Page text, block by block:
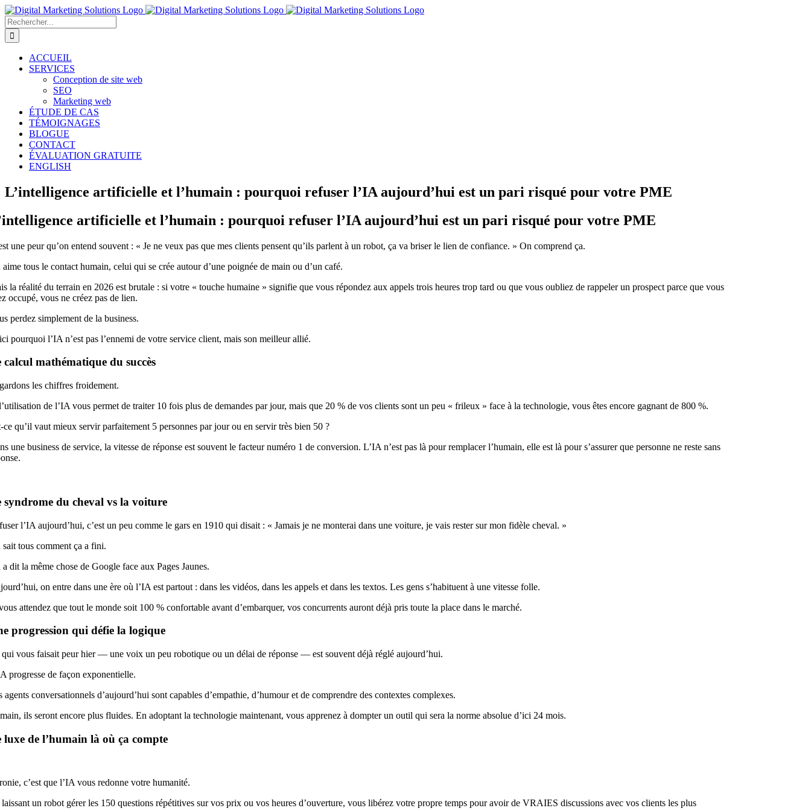
Passer
au
contenu
Rechercher:
ACCUEIL
SERVICES
Conception de site web
SEO
Marketing web
ÉTUDE DE CAS
TÉMOIGNAGES
BLOGUE
CONTACT
ÉVALUATION GRATUITE
ENGLISH
L’intelligence artificielle et l’humain : pourquoi refuser l’IA aujourd’hui est un pari risqué pour votre PME
artificielle et l’humain : pourquoi refuser l’IA aujourd’hui est un pari risqué pour votre PME
une peur qu’on entend souvent : « Je ne veux pas que mes clients pensent qu’ils parlent à un robot, ça va briser le lien de confiance. » On comprend ça.
aime tous le contact humain, celui qui se crée autour d’une poignée de main ou d’un café.
la réalité du terrain en 2026 est brutale : si votre « touche humaine » signifie que vous répondez aux appels trois heures trop tard ou que vous oubliez de rappeler un prospect parce que vous
occupé, vous ne créez pas de lien.
perdez simplement de la business.
pourquoi l’IA n’est pas l’ennemi de votre service client, mais son meilleur allié.
calcul mathématique du succès
les chiffres froidement.
de l’IA vous permet de traiter 10 fois plus de demandes par jour, mais que 20 % de vos clients sont un peu « frileux » face à la technologie, vous êtes encore gagnant de 800 %.
ce qu’il vaut mieux servir parfaitement 5 personnes par jour ou en servir très bien 50 ?
une business de service, la vitesse de réponse est souvent le facteur numéro 1 de conversion. L’IA n’est pas là pour remplacer l’humain, elle est là pour s’assurer que personne ne reste sans
syndrome du cheval vs la voiture
l’IA aujourd’hui, c’est un peu comme le gars en 1910 qui disait : « Jamais je ne monterai dans une voiture, je vais rester sur mon fidèle cheval. »
sait tous comment ça a fini.
a dit la même chose de Google face aux Pages Jaunes.
on entre dans une ère où l’IA est partout : dans les vidéos, dans les appels et dans les textos. Les gens s’habituent à une vitesse folle.
attendez que tout le monde soit 100 % confortable avant d’embarquer, vos concurrents auront déjà pris toute la place dans le marché.
progression qui défie la logique
qui vous faisait peur hier — une voix un peu robotique ou un délai de réponse — est souvent déjà réglé aujourd’hui.
progresse de façon exponentielle.
agents conversationnels d’aujourd’hui sont capables d’empathie, d’humour et de comprendre des contextes complexes.
ils seront encore plus fluides. En adoptant la technologie maintenant, vous apprenez à dompter un outil qui sera la norme absolue d’ici 24 mois.
luxe de l’humain là où ça compte
c’est que l’IA vous redonne votre humanité.
un robot gérer les 150 questions répétitives sur vos prix ou vos heures d’ouverture, vous libérez votre propre temps pour avoir de VRAIES discussions avec vos clients les plus